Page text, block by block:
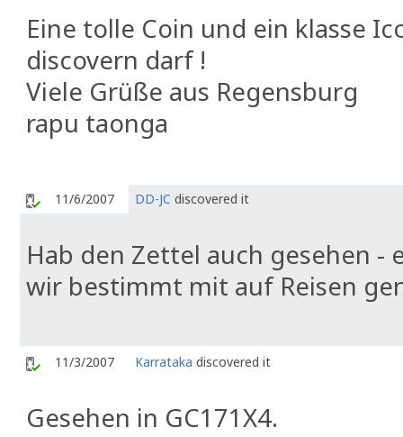
Eine tolle Coin und ein klasse
discovern darf !
Viele Grüße aus Regensburg
rapu taonga
11/6/2007 DD-JC discovered it
Hab den Zettel auch gesehen -
wir bestimmt mit auf Reisen
11/3/2007 Karrataka discovered it
Gesehen in GC171X4.